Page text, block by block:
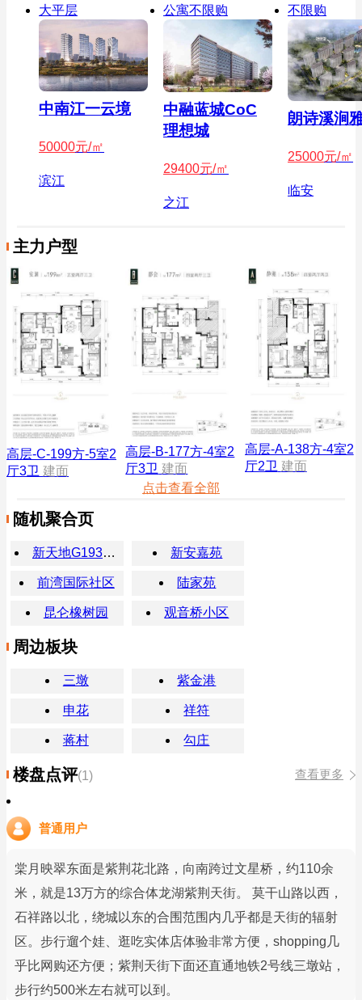
大平层
中南江一云境
50000元/㎡
滨江
公寓不限购
中融蓝城CoC
理想城
29400元/㎡
之江
不限购
朗诗溪涧
25000元/㎡
临安
主力户型
高层-C-199方-5室2
厅3卫 建面
高层-B-177方-4室2
厅3卫 建面
高层-A-138方-4室2
厅2卫 建面
点击查看全部
随机聚合页
新天地G193广场 新安嘉苑
前湾国际社区 陆家苑
昆仑橡树园 观音桥小区
周边板块
三墩 紫金港
申花 祥符
蒋村 勾庄
楼盘点评(1) 查看更多
普通用户
棠月映翠东面是紫荆花北路，向南跨过文星桥，约110余
米，就是13万方的综合体龙湖紫荆天街。 莫干山路以西，
石祥路以北，绕城以东的合围范围内几乎都是天街的辐射
区。步行遛个娃、逛吃实体店体验非常方便，shopping几
乎比网购还方便；紫荆天街下面还直通地铁2号线三墩站，
步行约500米左右就可以到。